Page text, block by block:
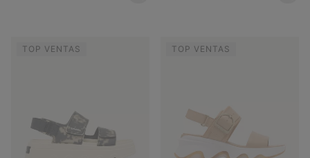
TOP VENTAS TOP VENTAS